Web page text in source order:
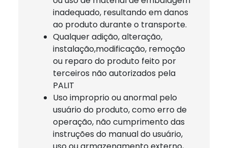
inadequado, resultando em danos
ao produto durante o transporte.
Qualquer adição, alteração,
instalação,modificação, remoção
ou reparo do produto feito por
terceiros não autorizados pela
PALIT
Uso improprio ou anormal pelo
usuário do produto, como erro de
operação, não cumprimento das
instruções do manual do usuário,